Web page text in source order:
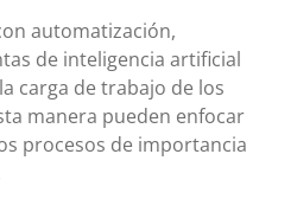
automatización,
de inteligencia artificial
carga de trabajo de los
manera pueden enfocar
procesos de importancia